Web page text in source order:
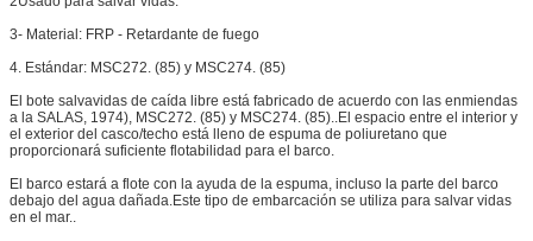
3- Material: FRP - Retardante de fuego
4. Estándar: MSC272. (85) y MSC274. (85)
El bote salvavidas de caída libre está fabricado de acuerdo con las enmiendas
a la SALAS, 1974), MSC272. (85) y MSC274. (85)..El espacio entre el interior y
el exterior del casco/techo está lleno de espuma de poliuretano que
proporcionará suficiente flotabilidad para el barco.
El barco estará a flote con la ayuda de la espuma, incluso la parte del barco
debajo del agua dañada.Este tipo de embarcación se utiliza para salvar vidas
en el mar..